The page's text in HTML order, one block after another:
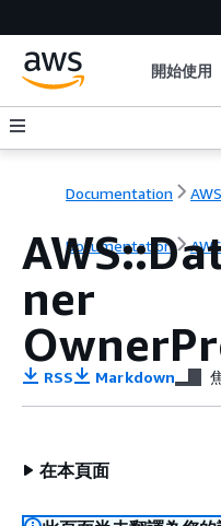
開始使用
Documentation
Documentation
ner
RSS Markdown
在本頁面